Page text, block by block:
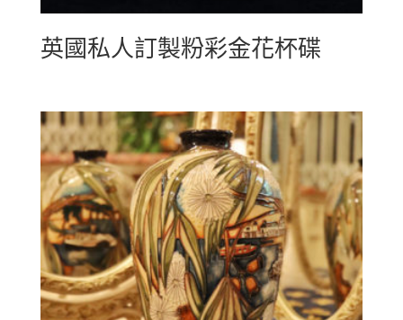
英國私人訂製粉彩金花杯碟